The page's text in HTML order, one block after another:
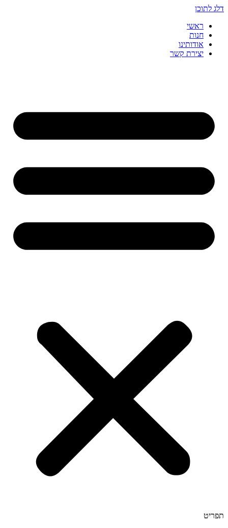
דלג לתוכן
ראשי
חנות
אודותינו
יצירת קשר
תפריט